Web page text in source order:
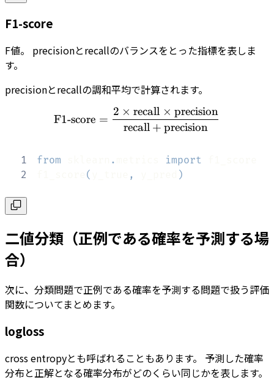
F1-score
F値。 precisionとrecallのバランスをとった指標を表しま
す。
precisionとrecallの調和平均で計算されます。
\textrm{F1-score} =
F1-score =
recall + precision
2 × recall × precision
1 from . import
2
( , )
二値分類（正例である確率を予測する場
合）
次に、分類問題で正例である確率を予測する問題で扱う評価
関数についてまとめます。
logloss
cross entropyとも呼ばれることもあります。 予測した確率
分布と正解となる確率分布がどのくらい同じかを表します。